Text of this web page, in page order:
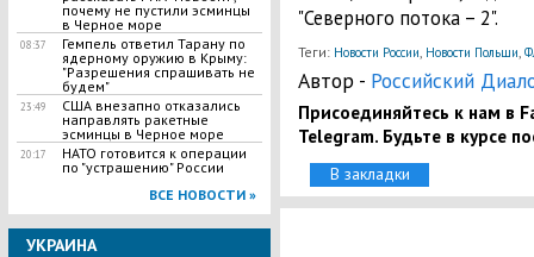
почему не пустили эсминцы
в Черное море
08:37
Гемпель ответил Тарану по
ядерному оружию в Крыму:
"Разрешения спрашивать не
будем"
23:49
США внезапно отказались
направлять ракетные
эсминцы в Черное море
20:17
НАТО готовится к операции
по "устрашению" России
ВСЕ НОВОСТИ »
УКРАИНА
"Северного потока – 2".
Теги: Новости России, Новости Польши,
Автор - Российский
Присоединяйтесь к нам в
Telegram. Будьте в курсе
В закладки